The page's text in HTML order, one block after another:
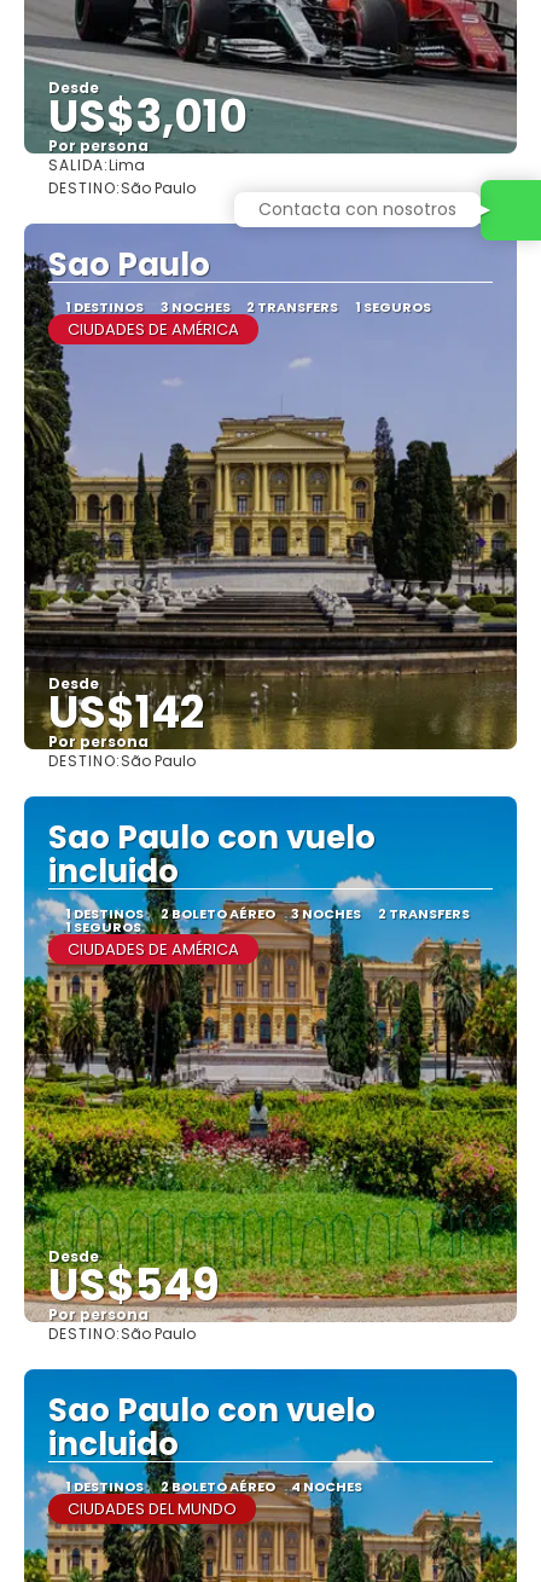
Desde
US$3,010
Por persona
SALIDA:Lima
DESTINO:São Paulo
Sao Paulo
1 DESTINOS 3 NOCHES 2 TRANSFERS 1 SEGUROS
CIUDADES DE AMÉRICA
Desde
US$142
Por persona
DESTINO:São Paulo
Sao Paulo con vuelo
incluido
1 DESTINOS 2 BOLETO AÉREO 3 NOCHES 2 TRANSFERS
1 SEGUROS
CIUDADES DE AMÉRICA
Desde
US$549
Por persona
DESTINO:São Paulo
Sao Paulo con vuelo
incluido
1 DESTINOS 2 BOLETO AÉREO 4 NOCHES
CIUDADES DEL MUNDO
Contacta con nosotros